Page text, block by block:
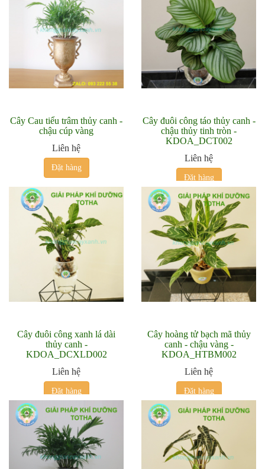
Cây Cau tiểu trâm thủy canh -
chậu cúp vàng
Liên hệ
Đặt hàng
Cây đuôi công táo thủy canh -
chậu thủy tinh tròn -
KDOA_DCT002
Liên hệ
Đặt hàng
Cây đuôi công xanh lá dài
thủy canh -
KDOA_DCXLD002
Liên hệ
Đặt hàng
Cây hoàng tử bạch mã thủy
canh - chậu vàng -
KDOA_HTBM002
Liên hệ
Đặt hàng